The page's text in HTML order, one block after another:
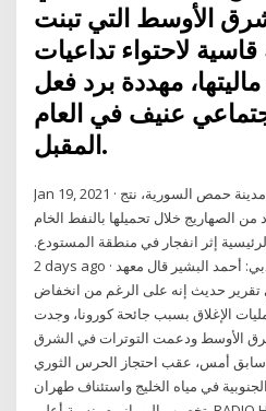
الأوسط التي تبنت
قاسية لاحتواء تداعيات
مهددة برد فعل
عنيف في العام
المقبل.
Jan 19, 2021 · اندلع حريق هائل مساء اليوم في مدينة حمص السورية، نتج
الصهاريج خلال تحميلها بالنفط الخام
إثر انفجار في منطقة المستودع.
2 days ago · متابعة الخليج 365 - ابوظبي - دبي: أحمد البشير قال معهد
تقرير حديث إنه على الرغم من انخفاض
الإغلاق بسبب جائحة كورونا، وجدت
الأوسط ودعمت التوترات في الشرق
أمس، عقب احتجاز الحرس الثوري
في مياه الخليج واستئناف طهران